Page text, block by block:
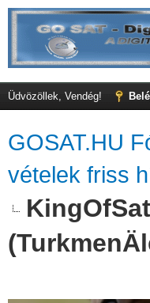
Üdvözöllek, Vendég!
GOSAT.HU
vételek friss